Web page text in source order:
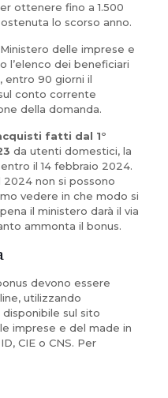
ottenere fino a 1.500
lo scorso anno.
delle imprese e
l’elenco dei beneficiari
entro 90 giorni il
conto corrente
della domanda.
fatti dal 1°
da utenti domestici, la
il 14 febbraio 2024.
non si possono
vedere in che modo si
il ministero darà il via
ammonta il bonus.
devono essere
utilizzando
disponibile sul sito
imprese e del made in
CIE o CNS. Per